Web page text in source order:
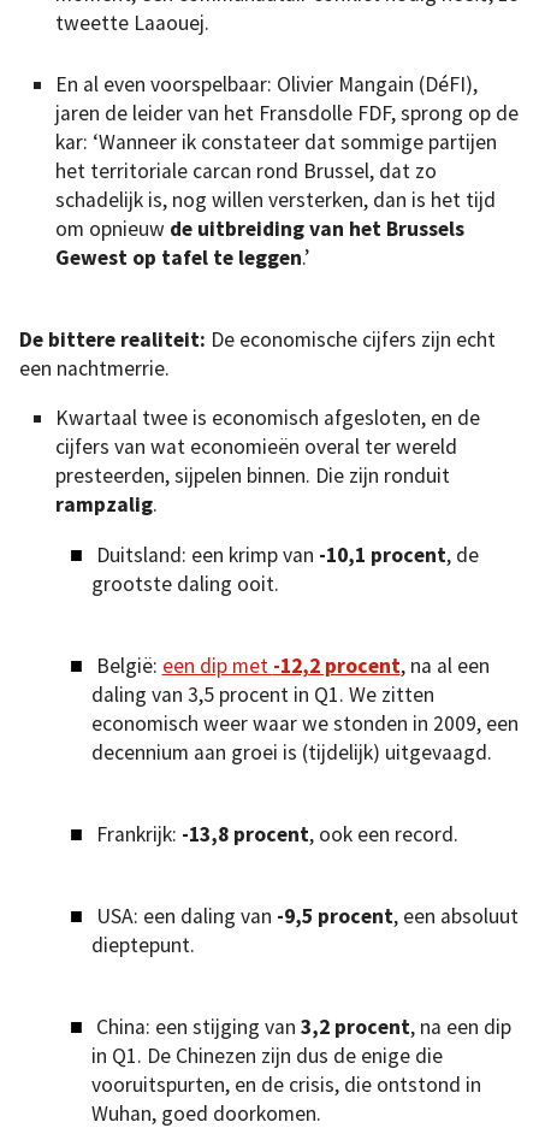
tweette Laaouej.
En al even voorspelbaar: Olivier Mangain (DéFI),
jaren de leider van het Fransdolle FDF, sprong op de
kar: ‘Wanneer ik constateer dat sommige partijen
het territoriale carcan rond Brussel, dat zo
schadelijk is, nog willen versterken, dan is het tijd
om opnieuw de uitbreiding van het Brussels
Gewest op tafel te leggen.’
De bittere realiteit: De economische cijfers zijn echt
een nachtmerrie.
Kwartaal twee is economisch afgesloten, en de
cijfers van wat economieën overal ter wereld
presteerden, sijpelen binnen. Die zijn ronduit
rampzalig.
Duitsland: een krimp van -10,1 procent, de
grootste daling ooit.
België: een dip met -12,2 procent, na al een
daling van 3,5 procent in Q1. We zitten
economisch weer waar we stonden in 2009, een
decennium aan groei is (tijdelijk) uitgevaagd.
Frankrijk: -13,8 procent, ook een record.
USA: een daling van -9,5 procent, een absoluut
dieptepunt.
China: een stijging van 3,2 procent, na een dip
in Q1. De Chinezen zijn dus de enige die
vooruitspurten, en de crisis, die ontstond in
Wuhan, goed doorkomen.